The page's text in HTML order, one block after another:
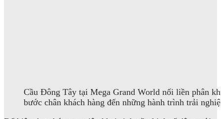
Cầu Đông Tây tại Mega Grand World nối liền phân
bước chân khách hàng đến những hành trình trải